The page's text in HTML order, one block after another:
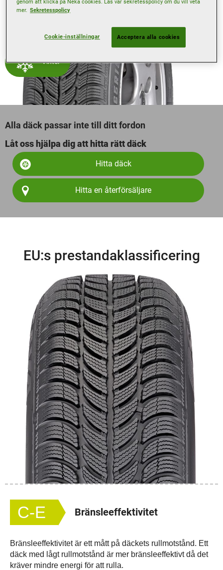
Vinter
Alla däck passar inte till ditt fordon
Låt oss hjälpa dig att hitta rätt däck
Hitta däck
Hitta en återförsäljare
EU:s prestandaklassificering
C-E Bränsleeffektivitet
Bränsleeffektivitet är ett mått på däckets rullmotstånd. Ett
däck med lågt rullmotstånd är mer bränsleeffektivt då det
kräver mindre energi för att rulla.
genom att klicka på Neka cookies. Läs vår sekretesspolicy om du vill veta
mer. Sekretesspolicy
Cookie-inställningar Acceptera alla cookies